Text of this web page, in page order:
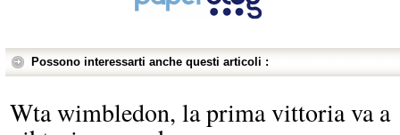
Possono interessarti anche questi articoli :
Wta wimbledon, la prima vittoria va a